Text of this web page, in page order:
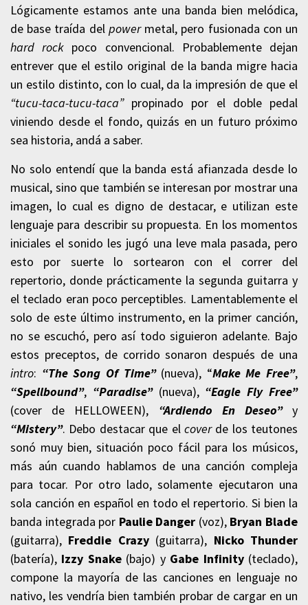
Lógicamente estamos ante una banda bien melódica,
de base traída del powermetal, pero fusionada con un
hard rock poco convencional. Probablemente dejan
entrever que el estilo original de la banda migre hacia
un estilo distinto, con lo cual, da la impresión de que el
“tucu-taca-tucu-taca”propinado por el doble pedal
viniendo desde el fondo, quizás en un futuro próximo
sea historia, andá a saber.
No solo entendí que la banda está afianzada desde lo
musical, sino que también se interesan por mostrar una
imagen, lo cual es digno de destacar, e utilizan este
lenguaje para describir su propuesta. En los momentos
iniciales el sonido les jugó una leve mala pasada, pero
esto por suerte lo sortearon con el correr del
repertorio, donde prácticamente la segunda guitarra y
el teclado eran poco perceptibles. Lamentablemente el
solo de este último instrumento, en la primer canción,
no se escuchó, pero así todo siguieron adelante. Bajo
estos preceptos, de corrido sonaron después de una
intro: “The Song Of Time”(nueva), “Make Me Free”,
“Spellbound”, “Paradise”(nueva), “Eagle Fly Free”
(cover de HELLOWEEN), “Ardiendo En Deseo”y
“Mistery”. Debo destacar que el coverde los teutones
sonó muy bien, situación poco fácil para los músicos,
más aún cuando hablamos de una canción compleja
para tocar. Por otro lado, solamente ejecutaron una
sola canción en español en todo el repertorio. Si bien la
banda integrada por Paulie Danger (voz), Bryan Blade
(guitarra), Freddie Crazy(guitarra), Nicko Thunder
(batería), Izzy Snake(bajo) y Gabe Infinity(teclado),
compone la mayoría de las canciones en lenguaje no
nativo, les vendría bien también probar de cargar en un